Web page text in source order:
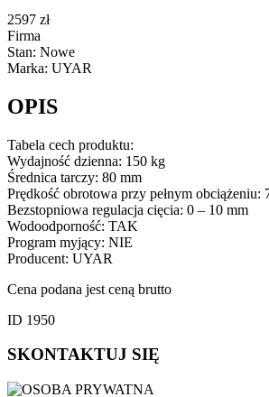
2597 zł
Firma
Stan: Nowe
Marka: UYAR
OPIS
Tabela cech produktu:
Wydajność dzienna: 150 kg
Średnica tarczy: 80 mm
Prędkość obrotowa przy pełnym obciążeniu:
Bezstopniowa regulacja cięcia: 0 – 10 mm
Wodoodporność: TAK
Program myjący: NIE
Producent: UYAR
Cena podana jest ceną brutto
ID 1950
SKONTAKTUJ SIĘ